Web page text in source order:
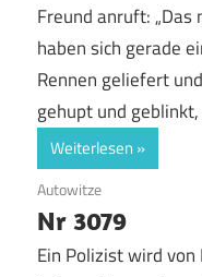
Freund anruft:
haben sich gerade
Rennen geliefert
gehupt und
Weiterlesen
10. August 2017
Autowitze
Nr 3079
Ein Polizist wird